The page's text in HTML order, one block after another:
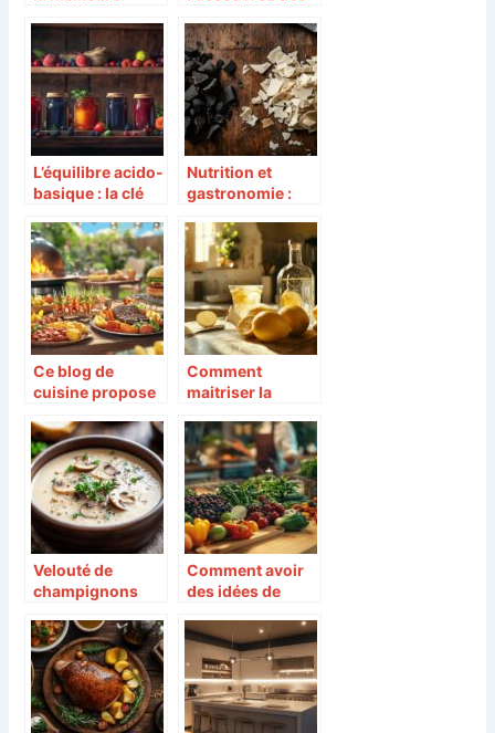
tendances pour
enrichir votre
quotidien
L’équilibre acido-
basique : la clé
Conservation
des confitures
faites maison :
comment faire ?
Nutrition et
gastronomie :
différences entre
truffes noires et
truffes blanches
?
Ce blog de
cuisine propose
innovantes pour
sublimer votre
barbecue
Comment
maitriser la
limoncello
maison etape par
etape
Velouté de
champignons
recette express
pour les soirs de
pluie
Comment avoir
des idées de
cuisine
originales pour
chaque repas